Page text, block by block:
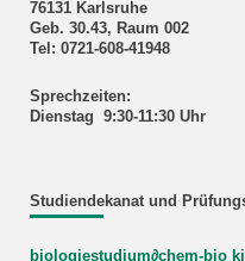
76131 Karlsruhe
Geb. 30.43, Raum 002
Tel: 0721-608-41948
Sprechzeiten:
Dienstag 9:30-11:30 Uhr
Studiendekanat und
biologiestudium∂chem-bio